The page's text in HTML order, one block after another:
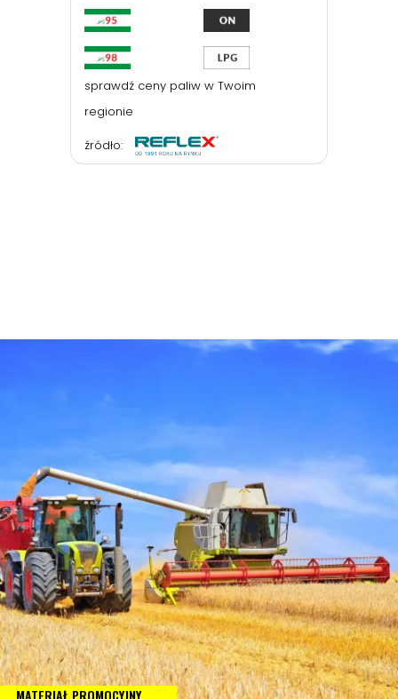
sprawdź ceny paliw w Twoim
regionie
źródło: